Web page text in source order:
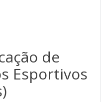
de
Esportivos